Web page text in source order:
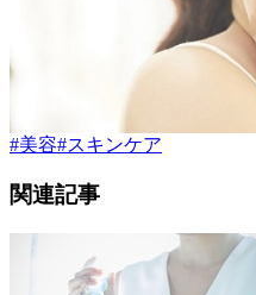
#美容#スキンケア
関連記事